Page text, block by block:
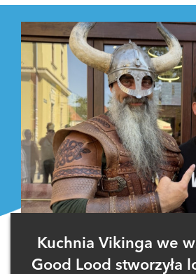
Kuchnia Vikinga we
Good Lood stworzyła